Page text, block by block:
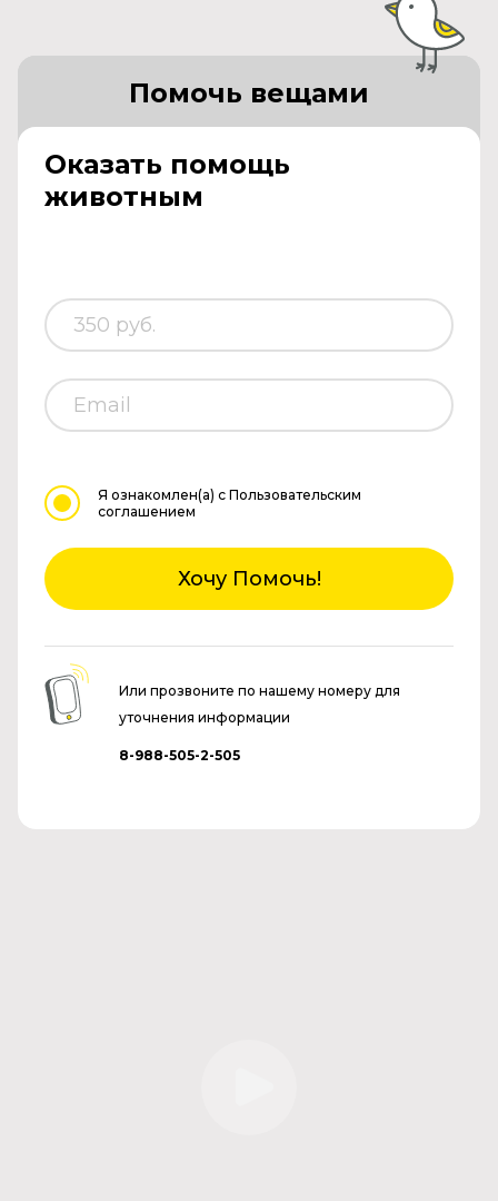
Оказать помощь
животным
Помочь вещами
Я ознакомлен(а) с Пользовательским
соглашением
Хочу Помочь!
Или прозвоните по нашему номеру для
уточнения информации
8-988-505-2-505